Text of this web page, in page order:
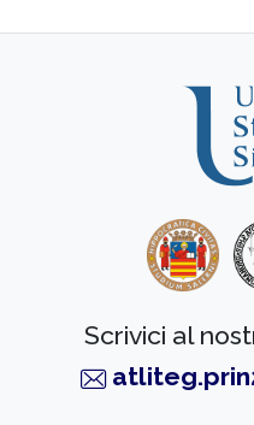
Scrivici al